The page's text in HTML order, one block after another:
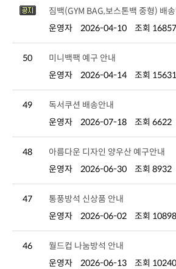
짐백(GYM BAG,보스톤백 중형) 배
운영자
2026-04-10 조회 16857
50
미니백팩 예구 안내
운영자
2026-04-14 조회 15631
49
독서쿠션 배송안내
운영자
2026-07-18 조회 6622
48
아름다운 디자인 양우산 예구안내
운영자
2026-06-30 조회 8932
47
통풍방석 신상품 안내
운영자
2026-06-02 조회 10898
46
월드컵 나눔방석 안내
운영자
2026-06-13 조회 10240